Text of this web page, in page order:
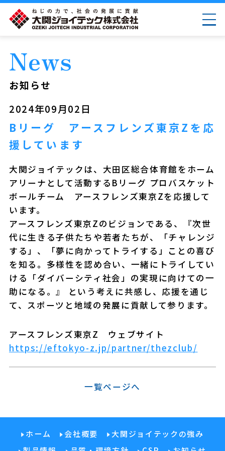
お知らせ
2024年09月02日
Bリーグ アースフレンズ東京Zを応
援しています
大関ジョイテックは、大田区総合体育館をホーム
アリーナとして活動するBリーグ プロバスケット
ボールチーム アースフレンズ東京Zを応援して
います。
アースフレンズ東京Zのビジョンである、『次世
代に生きる子供たちや若者たちが、「チャレンジ
する」、「夢に向かってトライする」ことの喜び
を知る。多様性を認め合い、一緒にトライしてい
ける「ダイバーシティ社会」の実現に向けての一
助になる。』 という考えに共感し、応援を通じ
て、スポーツと地域の発展に貢献して参ります。
アースフレンズ東京Z ウェブサイト
https://eftokyo-z.jp/partner/thezclub/
一覧ページへ
ホーム 会社概要
大関ジョイテックの強み